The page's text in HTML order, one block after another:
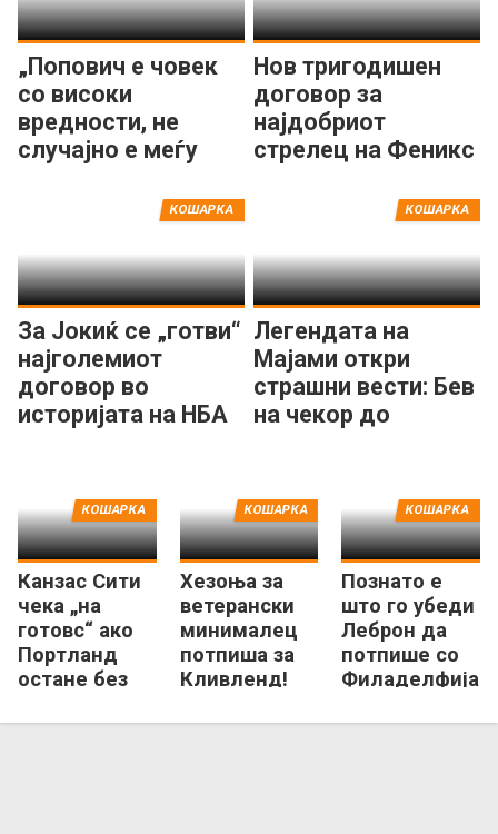
„Попович е човек
со високи
вредности, не
случајно е меѓу
Нов тригодишен
договор за
најдобриот
стрелец на Феникс
За Јокиќ се „готви“
најголемиот
договор во
историјата на НБА
КОШАРКА
Легендата на
Мајами откри
страшни вести: Бев
на чекор до
КОШАРКА
Канзас Сити
чека „на
готовс“ ако
Портланд
остане без
франшиза
КОШАРКА
Хезоња за
ветерански
минималец
потпиша за
Кливленд!
КОШАРКА
Познато е
што го убеди
Леброн да
потпише со
Филаделфија
КОШАРКА